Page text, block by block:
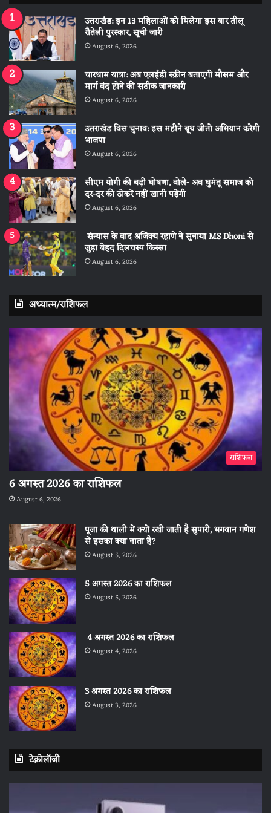
उत्तराखंड: इन 13 महिलाओं को मिलेगा इस बार तीलू
रौतेली पुरस्कार, सूची जारी
August 6, 2026
चारधाम यात्रा: अब एलईडी स्क्रीन बताएगी मौसम और
मार्ग बंद होने की सटीक जानकारी
August 6, 2026
उत्तराखंड विस चुनाव: इस महीने बूथ जीतो अभियान करेगी
भाजपा
August 6, 2026
सीएम योगी की बड़ी घोषणा, बोले- अब घुमंतू समाज को
दर-दर की ठोकरें नहीं खानी पड़ेंगी
August 6, 2026
संन्यास के बाद अजिंक्‍य रहाणे ने सुनाया MS Dhoni से
जुड़ा बेहद दिलचस्प किस्सा
August 6, 2026
अध्यात्म/राशिफल
राशिफल
6 अगस्त 2026 का राशिफल
August 6, 2026
पूजा की थाली में क्यों रखी जाती है सुपारी, भगवान गणेश
से इसका क्या नाता है?
August 5, 2026
5 अगस्त 2026 का राशिफल
August 5, 2026
4 अगस्त 2026 का राशिफल
August 4, 2026
3 अगस्त 2026 का राशिफल
August 3, 2026
टेक्नोलॉजी